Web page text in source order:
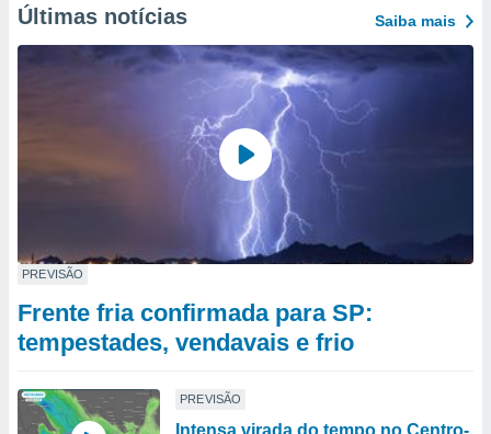
Últimas notícias Saiba mais
PREVISÃO
Frente fria confirmada para SP:
tempestades, vendavais e frio
PREVISÃO
Intensa virada do tempo no Centro-